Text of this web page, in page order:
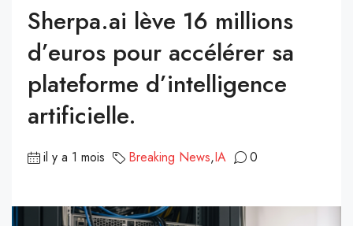
Sherpa.ai lève 16 millions
d’euros pour accélérer sa
plateforme d’intelligence
artificielle.
il y a 1 mois Breaking News,IA 0